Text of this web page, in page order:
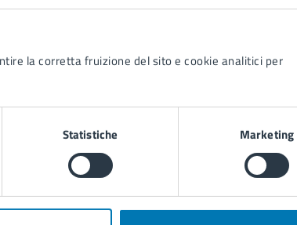
la corretta fruizione del sito e cookie analitici per
Statistiche Marketing